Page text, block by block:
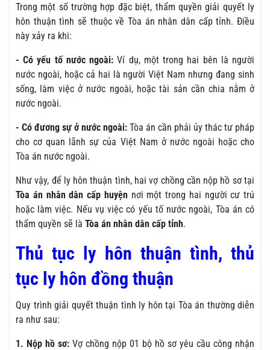
Trong một số trường hợp đặc biệt, thẩm quyền giải quyết ly
hôn thuận tình sẽ thuộc về Tòa án nhân dân cấp tỉnh. Điều
này xảy ra khi:
- Có yếu tố nước ngoài: Ví dụ, một trong hai bên là người
nước ngoài, hoặc cả hai là người Việt Nam nhưng đang sinh
sống, làm việc ở nước ngoài, hoặc tài sản cần chia nằm ở
nước ngoài.
- Có đương sự ở nước ngoài: Tòa án cần phải ủy thác tư pháp
cho cơ quan lãnh sự của Việt Nam ở nước ngoài hoặc cho
Tòa án nước ngoài.
Như vậy, để ly hôn thuận tình, hai vợ chồng cần nộp hồ sơ tại
Tòa án nhân dân cấp huyện nơi một trong hai người cư trú
hoặc làm việc. Nếu vụ việc có yếu tố nước ngoài, Tòa án có
thẩm quyền sẽ là Tòa án nhân dân cấp tỉnh.
Thủ tục ly hôn thuận tình, thủ
tục ly hôn đồng thuận
Quy trình giải quyết thuận tình ly hôn tại Tòa án thường diễn
ra như sau:
1. Nộp hồ sơ: Vợ chồng nộp 01 bộ hồ sơ yêu cầu công nhận